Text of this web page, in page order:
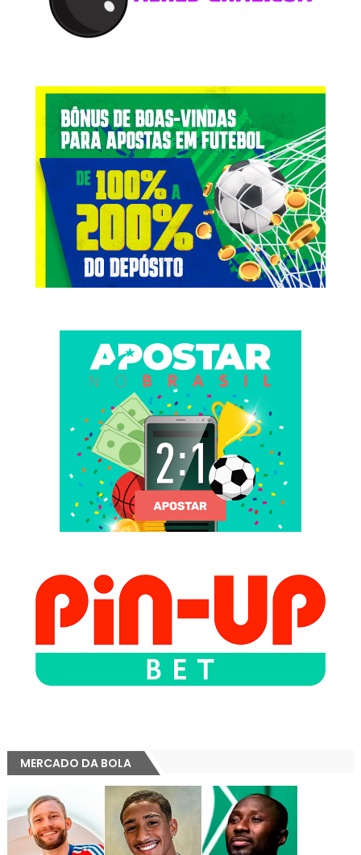
MERCADO DA BOLA